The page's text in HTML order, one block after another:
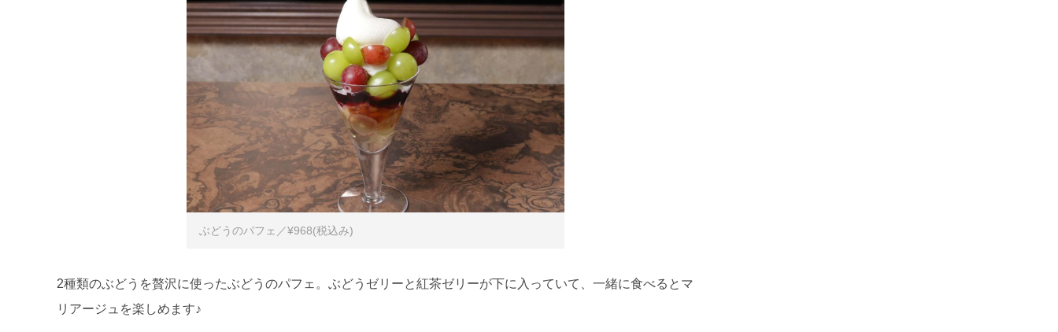
ぶどうのパフェ／¥968(税込み)
2種類のぶどうを贅沢に使ったぶどうのパフェ。ぶどうゼリーと紅茶ゼリーが下に入っていて、一緒に食べるとマ
リアージュを楽しめます♪